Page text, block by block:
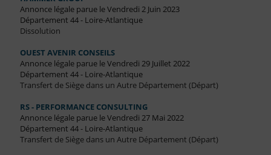
Annonce légale parue le Vendredi 2 Juin 2023
Département 44 - Loire-Atlantique
Dissolution
OUEST AVENIR CONSEILS
Annonce légale parue le Vendredi 29 Juillet 2022
Département 44 - Loire-Atlantique
Transfert de Siège dans un Autre Département (Départ)
RS - PERFORMANCE CONSULTING
Annonce légale parue le Vendredi 27 Mai 2022
Département 44 - Loire-Atlantique
Transfert de Siège dans un Autre Département (Départ)